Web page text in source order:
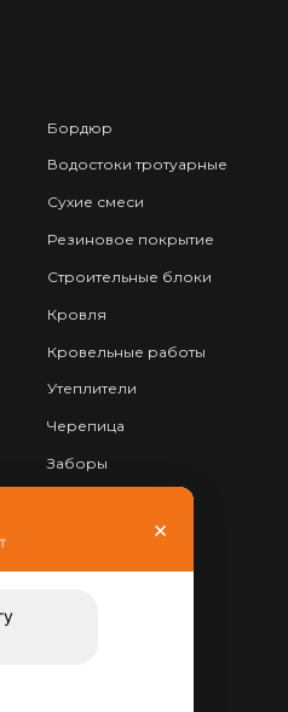
Бордюр
Водостоки тротуарные
Сухие смеси
Резиновое покрытие
Строительные блоки
Кровля
Кровельные работы
Утеплители
Черепица
Заборы
×